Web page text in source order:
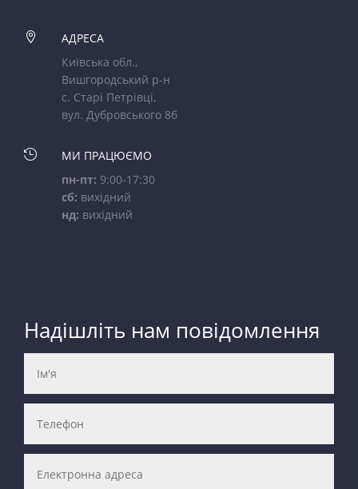

АДРЕСА
Київська обл.,
Вишгородський р-н
с. Старі Петрівці,
вул. Дубровського 8б

МИ ПРАЦЮЄМО
пн-пт: 9:00-17:30
сб: вихідний
нд: вихідний
Надішліть нам повідомлення